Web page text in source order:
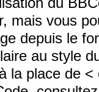
mais vous
depuis le
au style
la place de <